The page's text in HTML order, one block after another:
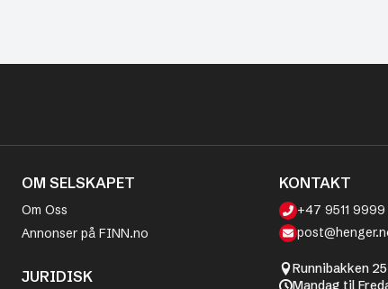
OM SELSKAPET
Om Oss
Annonser på FINN.no
JURIDISK
KONTAKT
+47 9511 9999
Runnibakken
Mandag til